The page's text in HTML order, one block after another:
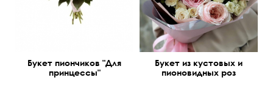
Букет пиончиков "Для
принцессы"
Букет из кустовых и
пионовидных роз